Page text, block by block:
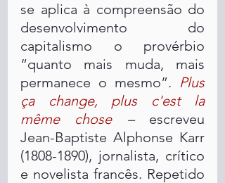
se aplica à compreensão do
desenvolvimento do
capitalismo o provérbio
“quanto mais muda, mais
permanece o mesmo”. Plus
ça change, plus c'est la
même chose – escreveu
Jean-Baptiste Alphonse Karr
(1808-1890), jornalista, crítico
e novelista francês. Repetido